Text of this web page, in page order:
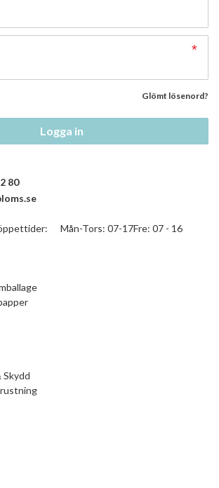
Glömt lösenord?
Logga in
80
Mån-Tors: 07-17Fre: 07 - 16